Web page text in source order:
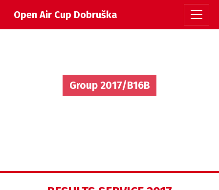
Open Air Cup Dobruška
Group 2017/B16B